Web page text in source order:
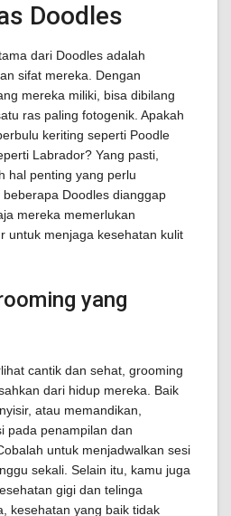
Doodles
dari Doodles adalah
sifat mereka. Dengan
mereka miliki, bisa dibilang
ras paling fotogenik. Apakah
keriting seperti Poodle
Labrador? Yang pasti,
hal penting yang perlu
Doodles dianggap
mereka memerlukan
untuk menjaga kesehatan kulit
yang
cantik dan sehat, grooming
dari hidup mereka. Baik
atau memandikan,
pada penampilan dan
untuk menjadwalkan sesi
sekali. Selain itu, kamu juga
gigi dan telinga
kesehatan yang baik tidak